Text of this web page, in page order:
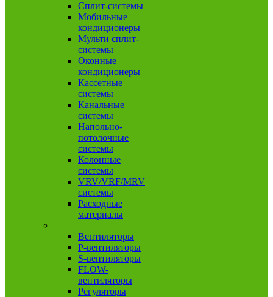
Сплит-системы
Мобильные
кондиционеры
Мульти сплит-
системы
Оконные
кондиционеры
Кассетные
системы
Канальные
системы
Напольно-
потолочные
системы
Колонные
системы
VRV/VRF/MRV
системы
Расходные
материалы
Вентиляторы
P-вентиляторы
S-вентиляторы
FLOW-
вентиляторы
Регуляторы